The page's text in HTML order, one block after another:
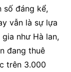
số đáng kể,
vẫn là sự lựa
như Hà lan,
đang thuê
trên 3.000